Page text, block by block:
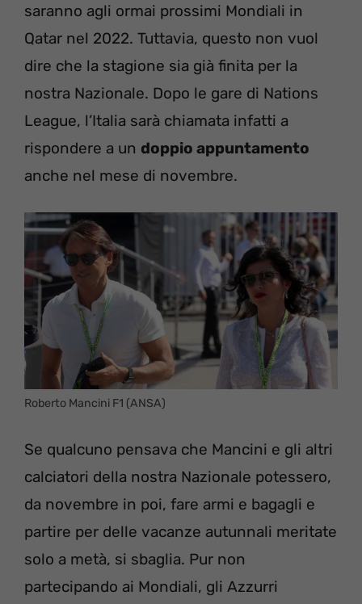
saranno agli ormai prossimi Mondiali in
Qatar nel 2022. Tuttavia, questo non vuol
dire che la stagione sia già finita per la
nostra Nazionale. Dopo le gare di Nations
League, l’Italia sarà chiamata infatti a
rispondere a un doppio appuntamento
anche nel mese di novembre.
Roberto Mancini F1 (ANSA)
Se qualcuno pensava che Mancini e gli altri
calciatori della nostra Nazionale potessero,
da novembre in poi, fare armi e bagagli e
partire per delle vacanze autunnali meritate
solo a metà, si sbaglia. Pur non
partecipando ai Mondiali, gli Azzurri